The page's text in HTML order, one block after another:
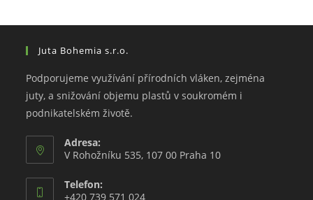
Juta Bohemia s.r.o.
Podporujeme využívání přírodních vláken, zejména
juty, a snižování objemu plastů v soukromém i
podnikatelském životě.
Adresa:
V Rohožníku 535, 107 00 Praha 10
Telefon:
+420 739 571 024